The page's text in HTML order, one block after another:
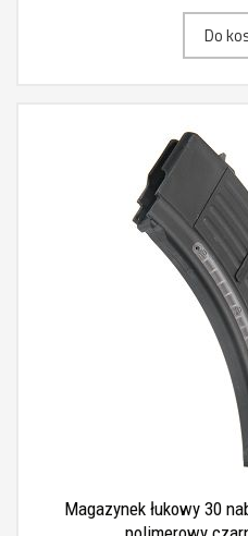
Do
Magazynek łukowy 30